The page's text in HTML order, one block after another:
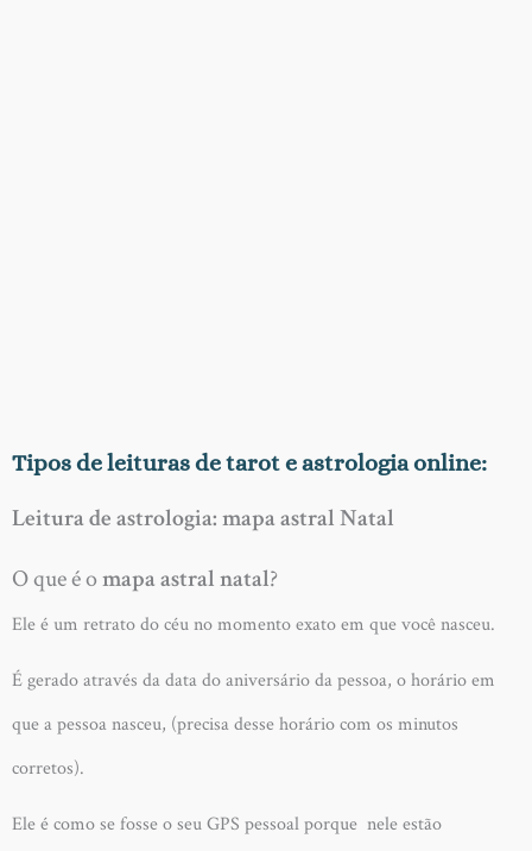
Tipos de leituras de tarot e astrologia online:
Leitura de astrologia: mapa astral Natal
O que é omapa astral natal?
Ele é um retrato do céu no momento exato em que você nasceu.
É gerado através da data do aniversário da pessoa, o horário em
que a pessoa nasceu, (precisa desse horário com os minutos
corretos).
Ele é como se fosse o seu GPS pessoal porque nele estão